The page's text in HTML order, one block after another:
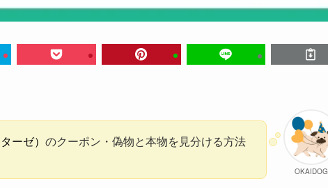
OKAIDOG
ーゼ） のクーポン・偽物と本物を見分ける方法